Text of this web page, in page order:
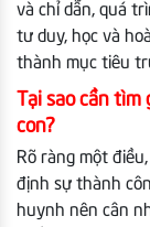
và chỉ dẫn, quá
tư duy, học và
thành mục tiêu
Tại sao cần
con?
Rõ ràng một
định sự thành
huynh nên cân